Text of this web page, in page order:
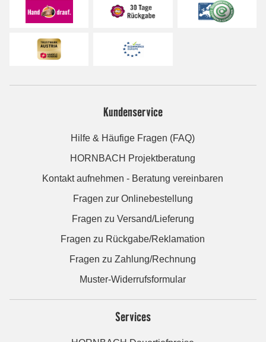
Kundenservice
Hilfe & Häufige Fragen (FAQ)
HORNBACH Projektberatung
Kontakt aufnehmen - Beratung vereinbaren
Fragen zur Onlinebestellung
Fragen zu Versand/Lieferung
Fragen zu Rückgabe/Reklamation
Fragen zu Zahlung/Rechnung
Muster-Widerrufsformular
Services